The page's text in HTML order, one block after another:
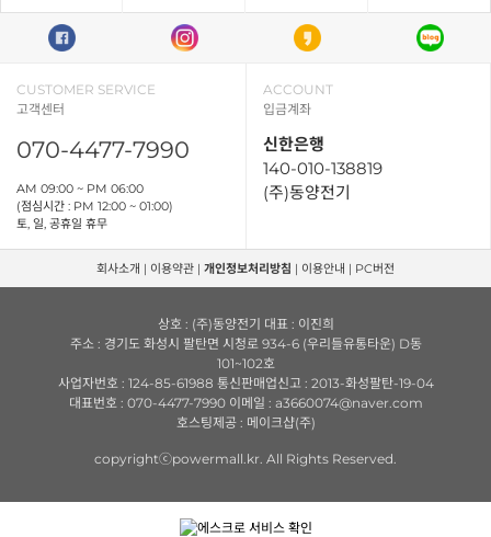
CUSTOMER SERVICE
고객센터
070-4477-7990
AM 09:00 ~ PM 06:00
(점심시간 : PM 12:00 ~ 01:00)
토, 일, 공휴일 휴무
ACCOUNT
입금계좌
신한은행
140-010-138819
(주)동양전기
회사소개 | 이용약관 | 개인정보처리방침 | 이용안내 | PC버전
상호 : (주)동양전기 대표 : 이진희
주소 : 경기도 화성시 팔탄면 시청로 934-6 (우리들유통타운) D동
101~102호
사업자번호 : 124-85-61988 통신판매업신고 : 2013-화성팔탄-19-04
대표번호 : 070-4477-7990 이메일 : a3660074@naver.com
호스팅제공 : 메이크샵(주)
copyrightⓒpowermall.kr. All Rights Reserved.